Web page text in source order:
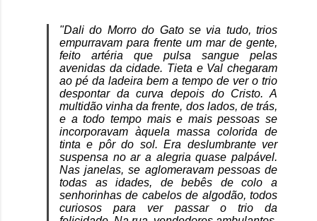
"Dali do Morro do Gato se via tudo, trios
empurravam para frente um mar de gente,
feito artéria que pulsa sangue pelas
avenidas da cidade. Tieta e Val chegaram
ao pé da ladeira bem a tempo de ver o trio
despontar da curva depois do Cristo. A
multidão vinha da frente, dos lados, de trás,
e a todo tempo mais e mais pessoas se
incorporavam àquela massa colorida de
tinta e pôr do sol. Era deslumbrante ver
suspensa no ar a alegria quase palpável.
Nas janelas, se aglomeravam pessoas de
todas as idades, de bebês de colo a
senhorinhas de cabelos de algodão, todos
curiosos para ver passar o trio da